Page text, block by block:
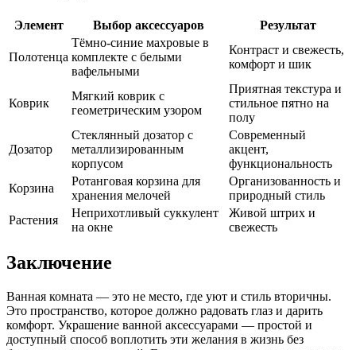
Элемент Выбор аксессуаров Результат
Полотенца
Тёмно-синие махровые в
комплекте с белыми
вафельными
Контраст и свежесть,
комфорт и шик
Коврик
Мягкий коврик с
геометрическим узором
Приятная текстура и
стильное пятно на
полу
Дозатор
Стеклянный дозатор с
металлизированным
корпусом
Современный
акцент,
функциональность
Корзина
Ротанговая корзина для
хранения мелочей
Организованность и
природный стиль
Растения
Неприхотливый суккулент
на окне
Живой штрих и
свежесть
Заключение
Ванная комната — это не место, где уют и стиль вторичны.
Это пространство, которое должно радовать глаз и дарить
комфорт. Украшение ванной аксессуарами — простой и
доступный способ воплотить эти желания в жизнь без